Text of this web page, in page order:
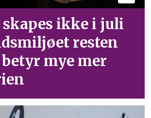
ikke i juli
resten
mye mer